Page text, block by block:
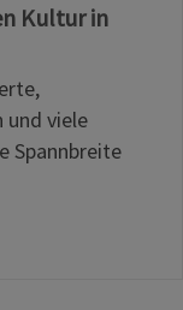
Kultur in
und viele
Spannbreite